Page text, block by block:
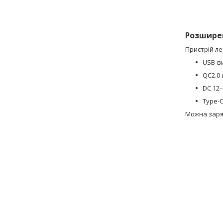
Пристрій
USB-
DC
Type-
Можна